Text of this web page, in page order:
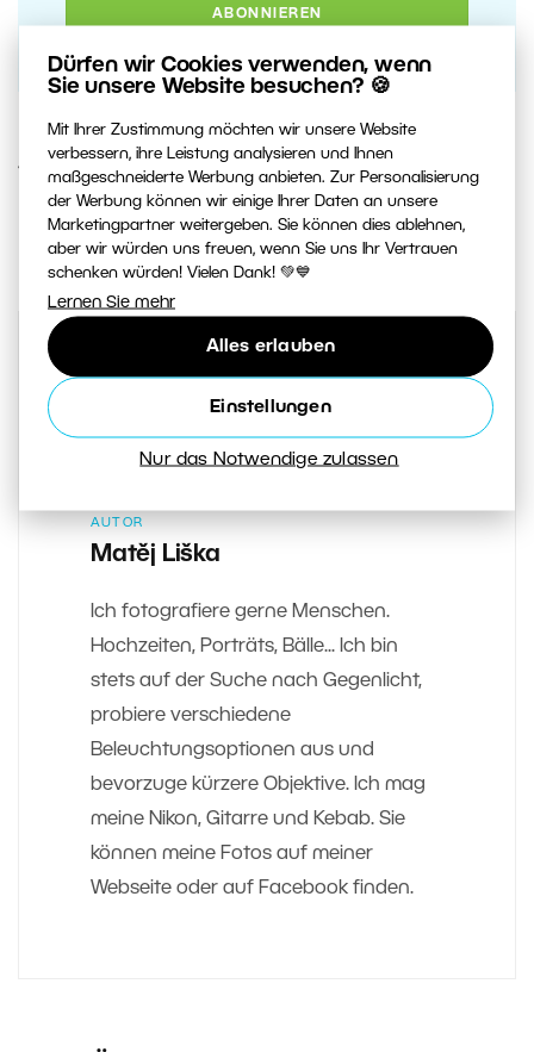
Dürfen wir Cookies verwenden, wenn
Sie unsere Website besuchen? 🍪
Mit Ihrer Zustimmung möchten wir unsere Website
verbessern, ihre Leistung analysieren und Ihnen
maßgeschneiderte Werbung anbieten. Zur Personalisierung
der Werbung können wir einige Ihrer Daten an unsere
Marketingpartner weitergeben. Sie können dies ablehnen,
aber wir würden uns freuen, wenn Sie uns Ihr Vertrauen
schenken würden! Vielen Dank! 💚💙
Lernen Sie mehr
Alles erlauben
Einstellungen
Nur das Notwendige zulassen
4. JUNI 2020
2 Artikel teilen:
AUTOR
Matěj Liška
Ich fotografiere gerne Menschen.
Hochzeiten, Porträts, Bälle... Ich bin
stets auf der Suche nach Gegenlicht,
probiere verschiedene
Beleuchtungsoptionen aus und
bevorzuge kürzere Objektive. Ich mag
meine Nikon, Gitarre und Kebab. Sie
können meine Fotos auf meiner
Webseite oder auf Facebook finden.